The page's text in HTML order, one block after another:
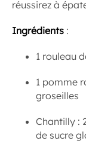
réussirez à
Ingrédients :
1 rouleau
1 pomme
groseilles
Chantilly :
de sucre